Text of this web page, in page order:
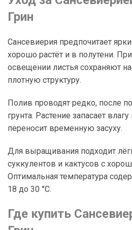
Грин
Сансевиерия предпочитает
хорошо растёт и в полутени.
освещении листья сохраняют
плотную структуру.
Полив проводят редко, после
грунта. Растение запасает
переносит временную засуху.
Для выращивания подходит
суккулентов и кактусов с
Оптимальная температура
18 до 30 °C.
Где купить